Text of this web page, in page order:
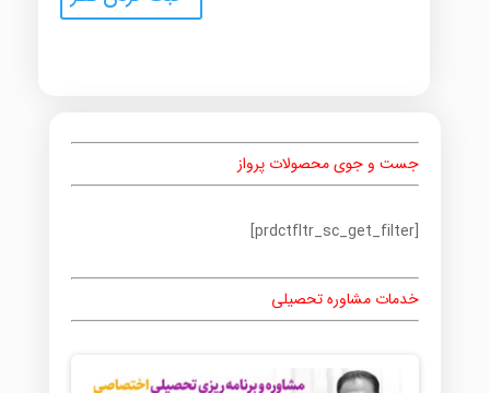
جست و جوی محصولات پرواز
[prdctfltr_sc_get_filter]
خدمات مشاوره تحصیلی